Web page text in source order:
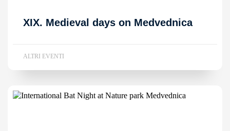
XIX. Medieval days on Medvednica
ALTRI EVENTI